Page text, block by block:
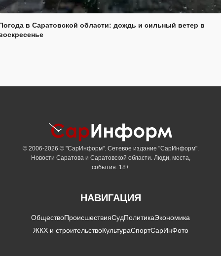
в Саратовской области: дождь и сильный ветер в
© 2006-2026 © "СарИнформ". Сетевое издание "СарИнформ".
Новости Саратова и Саратовской области. Люди, места,
события. 18+
НАВИГАЦИЯ
ОбществоПроисшествияСудПолитикаЭкономика
ЖКХ и строительствоКультураСпортСарИнФото